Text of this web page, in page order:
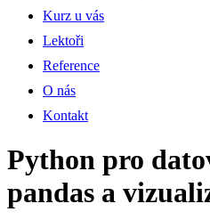
Kurz u vás
Lektoři
Reference
O nás
Kontakt
Python pro
pandas a